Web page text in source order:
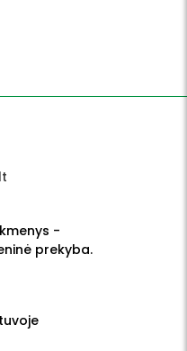
-
prekyba.